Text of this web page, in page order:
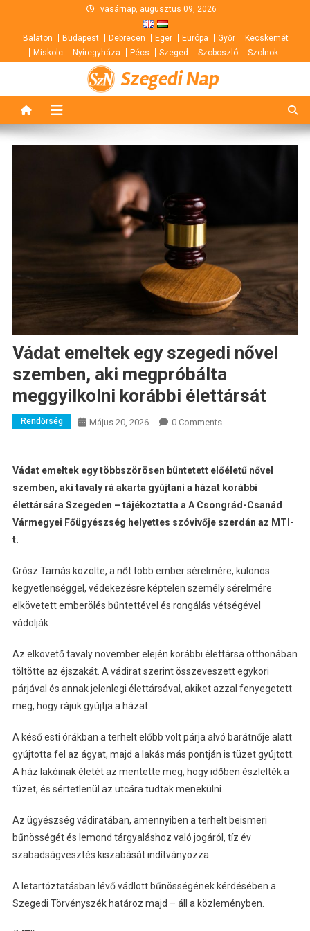
content
vasárnap, augusztus 09, 2026
Balaton Budapest Debrecen Eger Európa Győr
Kecskemét
Miskolc
Nyíregyháza Pécs Szeged Szoboszló Szolnok
Szegedi Nap
Vádat emeltek egy szegedi nővel
szemben, aki megpróbálta
meggyilkolni korábbi élettársát
Rendőrség Május 20, 2026 0 Comments
Vádat emeltek egy többszörösen büntetett előéletű nővel
szemben, aki tavaly rá akarta gyújtani a házat korábbi
élettársára Szegeden – tájékoztatta a A Csongrád-Csanád
Vármegyei Főügyészség helyettes szóvivője szerdán az MTI-
t.
Grósz Tamás közölte, a nőt több ember sérelmére, különös
kegyetlenséggel, védekezésre képtelen személy sérelmére
elkövetett emberölés bűntettével és rongálás vétségével
vádolják.
Az elkövető tavaly november elején korábbi élettársa otthonában
töltötte az éjszakát. A vádirat szerint összeveszett egykori
párjával és annak jelenlegi élettársával, akiket azzal fenyegetett
meg, hogy rájuk gyújtja a házat.
A késő esti órákban a terhelt előbb volt párja alvó barátnője alatt
gyújtotta fel az ágyat, majd a lakás más pontján is tüzet gyújtott.
A ház lakóinak életét az mentette meg, hogy időben észlelték a
tüzet, és sértetlenül az utcára tudtak menekülni.
Az ügyészség vádiratában, amennyiben a terhelt beismeri
bűnösségét és lemond tárgyaláshoz való jogáról, tíz év
szabadságvesztés kiszabását indítványozza.
A letartóztatásban lévő vádlott bűnösségének kérdésében a
Szegedi Törvényszék határoz majd – áll a közleményben.